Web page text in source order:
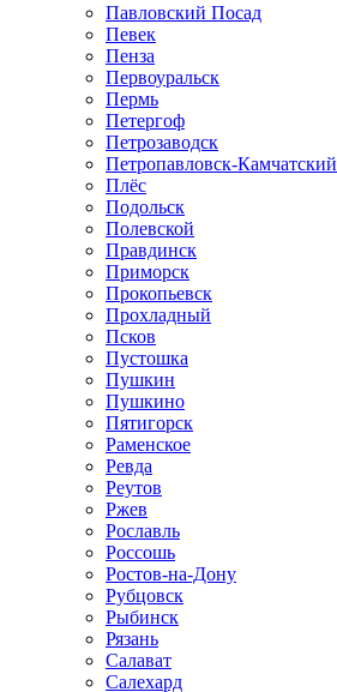
Павловский Посад
Певек
Пенза
Первоуральск
Пермь
Петергоф
Петрозаводск
Петропавловск-Камчатский
Плёс
Подольск
Полевской
Правдинск
Приморск
Прокопьевск
Прохладный
Псков
Пустошка
Пушкин
Пушкино
Пятигорск
Раменское
Ревда
Реутов
Ржев
Рославль
Россошь
Ростов-на-Дону
Рубцовск
Рыбинск
Рязань
Салават
Салехард